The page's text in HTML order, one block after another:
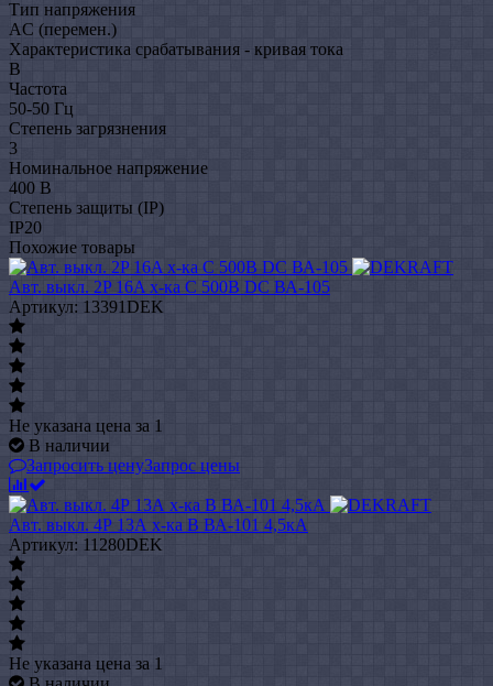
Тип напряжения
AC (перемен.)
Характеристика срабатывания - кривая тока
B
Частота
50-50 Гц
Степень загрязнения
3
Номинальное напряжение
400 В
Степень защиты (IP)
IP20
Похожие товары
Авт. выкл. 2P 16A х-ка C 500В DC ВА-105
Артикул: 13391DEK
Не указана цена за 1
В наличии
Запросить ценуЗапрос цены
Авт. выкл. 4Р 13А х-ка B ВА-101 4,5кА
Артикул: 11280DEK
Не указана цена за 1